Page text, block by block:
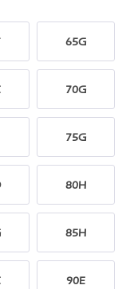
65G
70G
75G
80H
85H
90E